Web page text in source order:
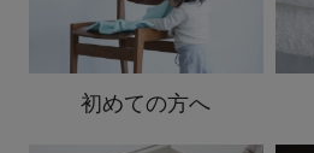
初めての方へ